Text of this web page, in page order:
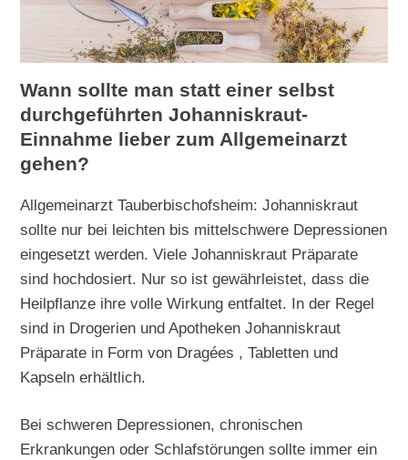
Wann sollte man statt einer selbst
durchgeführten Johanniskraut-
Einnahme lieber zum Allgemeinarzt
gehen?
Allgemeinarzt Tauberbischofsheim: Johanniskraut
sollte nur bei leichten bis mittelschwere Depressionen
eingesetzt werden. Viele Johanniskraut Präparate
sind hochdosiert. Nur so ist gewährleistet, dass die
Heilpflanze ihre volle Wirkung entfaltet. In der Regel
sind in Drogerien und Apotheken Johanniskraut
Präparate in Form von Dragées , Tabletten und
Kapseln erhältlich.
Bei schweren Depressionen, chronischen
Erkrankungen oder Schlafstörungen sollte immer ein